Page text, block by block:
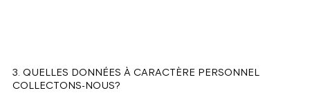
3. QUELLES DONNÉES À CARACTÈRE PERSONNEL
COLLECTONS-NOUS?